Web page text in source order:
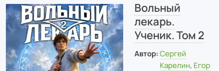
Вольный
лекарь.
Ученик. Том 2
Автор: Сергей
Карелин, Егор